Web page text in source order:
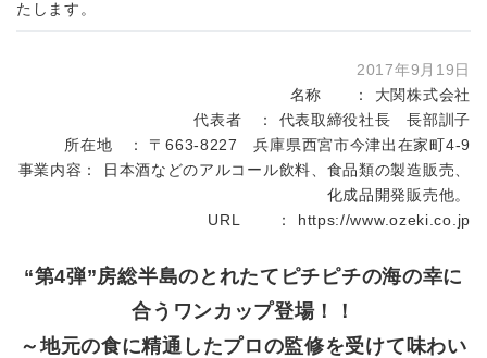
たします。
2017年9月19日
名称 ： 大関株式会社
代表者 ： 代表取締役社長 長部訓子
所在地 ： 〒663-8227 兵庫県西宮市今津出在家町4-9
事業内容： 日本酒などのアルコール飲料、食品類の製造販売、
化成品開発販売他。
URL ：
https://www.ozeki.co.jp
“第4弾”房総半島のとれたてピチピチの海の幸に
合うワンカップ登場！！
～地元の食に精通したプロの監修を受けて味わい